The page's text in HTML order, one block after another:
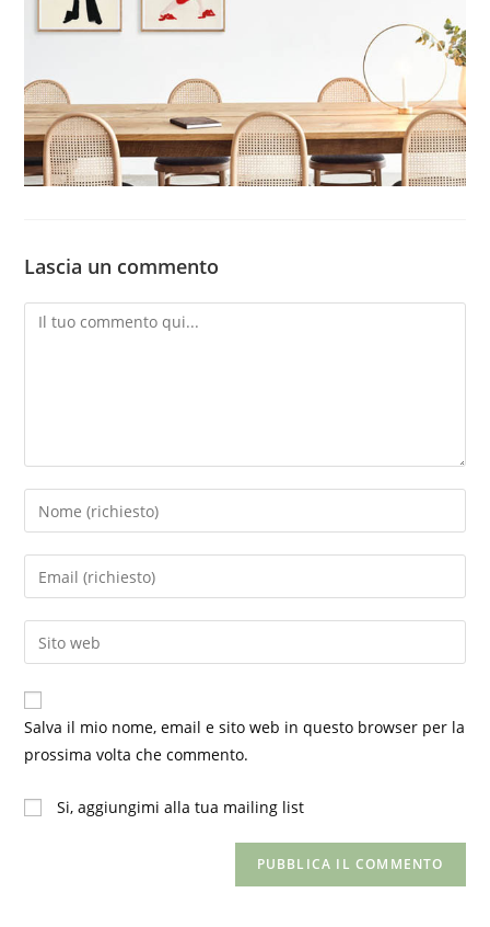
Lascia un commento
Commento
Inserisci
il
tuo
nome
nome
utente
per
commentare
Inserisci
il
tuo
indirizzo
per
commentare
Inserisci
l'URL
del
sito
(facoltativo)
Salva il mio nome, email e sito web in questo browser per la
prossima volta che commento.
Si, aggiungimi alla tua mailing list